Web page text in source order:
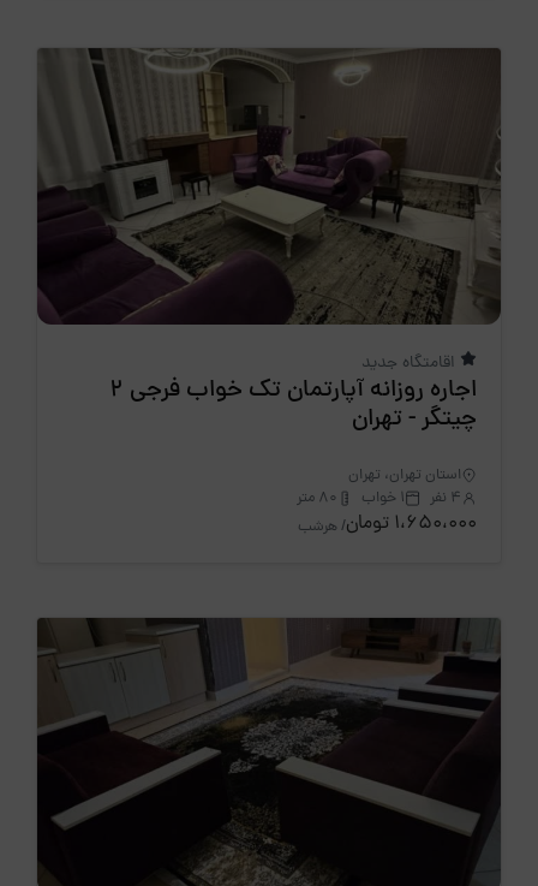
اقامتگاه جدید
اجاره روزانه آپارتمان تک خواب فرجی 2
چیتگر - تهران
استان تهران، تهران
4 نفر
1 خواب 80 متر
1،650،000 تومان / هرشب